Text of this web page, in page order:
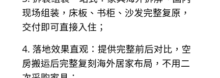
现场组装，床板、书柜、沙发完整复原，
交付即可直接入住；
4. 落地效果直观：提供完整前后对比，空
房搬运后完整复刻海外居家布局，不用二